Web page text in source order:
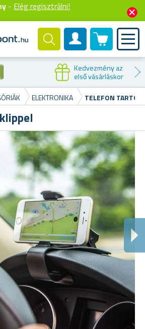
- Elég regisztrálni!
Felhasználók fiók
0 termék
Kedvezmény az
első vásárláskor
ELEKTRONIKA TELEFON TARTÓ